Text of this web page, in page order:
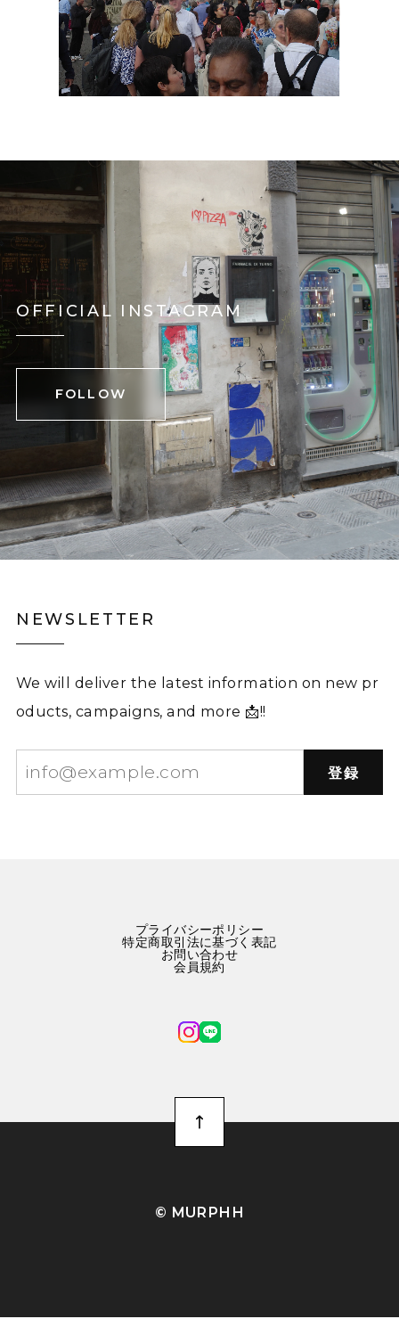
OFFICIAL INSTAGRAM
FOLLOW
NEWSLETTER
We will deliver the latest information on new pr
oducts, campaigns, and more 📩!!
登録
プライバシーポリシー
特定商取引法に基づく表記
お問い合わせ
会員規約
©︎ MURPHH